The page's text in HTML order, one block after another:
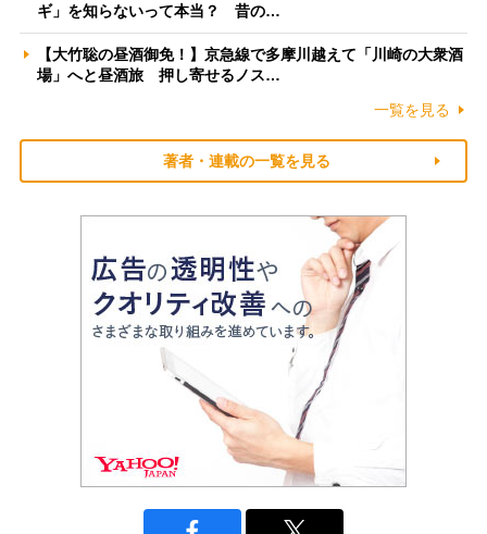
ギ」を知らないって本当？ 昔の…
【大竹聡の昼酒御免！】京急線で多摩川越えて「川崎の大衆酒
場」へと昼酒旅 押し寄せるノス…
一覧を見る
著者・連載の一覧を見る